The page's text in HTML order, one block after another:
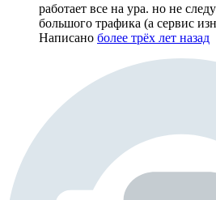
работает все на ура. но не
большого трафика (а сервис
Написано более трёх лет назад